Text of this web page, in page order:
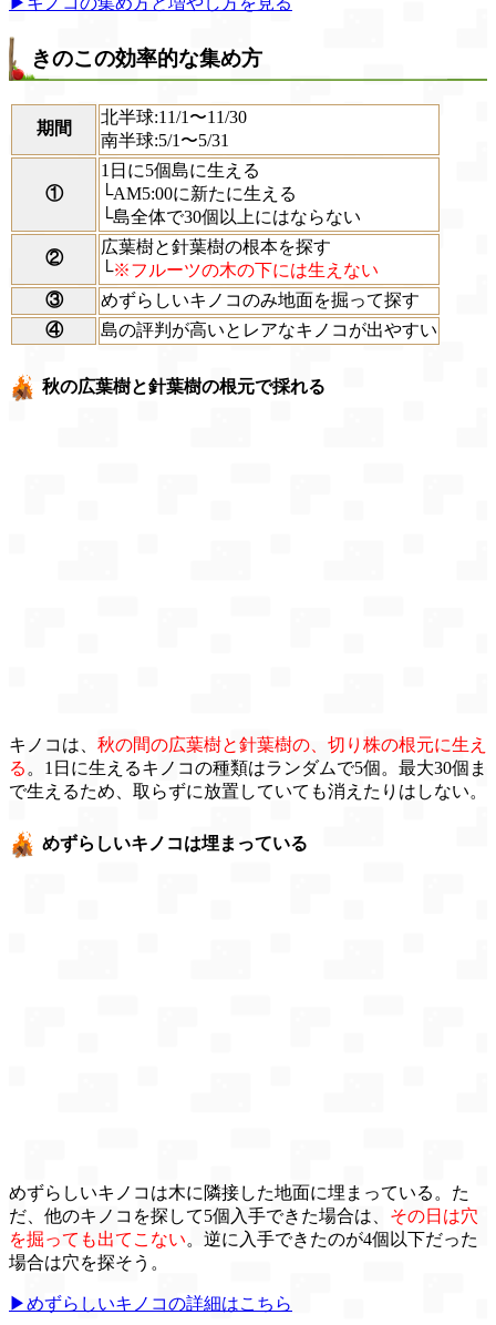
きのこの効率的な集め方
期間
北半球:11/1〜11/30
南半球:5/1〜5/31
①
1日に5個島に生える
└AM5:00に新たに生える
└島全体で30個以上にはならない
②
広葉樹と針葉樹の根本を探す
└※フルーツの木の下には生えない
③
めずらしいキノコのみ地面を掘って探す
④
島の評判が高いとレアなキノコが出やすい
秋の広葉樹と針葉樹の根元で採れる
キノコは、 秋の間の広葉樹と針葉樹の、切り株の根元に生え
る 。1日に生えるキノコの種類はランダムで5個。最大30個ま
で生えるため、取らずに放置していても消えたりはしない。
めずらしいキノコは埋まっている
めずらしいキノコは木に隣接した地面に埋まっている。た
だ、他のキノコを探して5個入手できた場合は、 その日は穴
を掘っても出てこない。逆に入手できたのが4個以下だった
場合は穴を探そう。
▶めずらしいキノコの詳細はこちら